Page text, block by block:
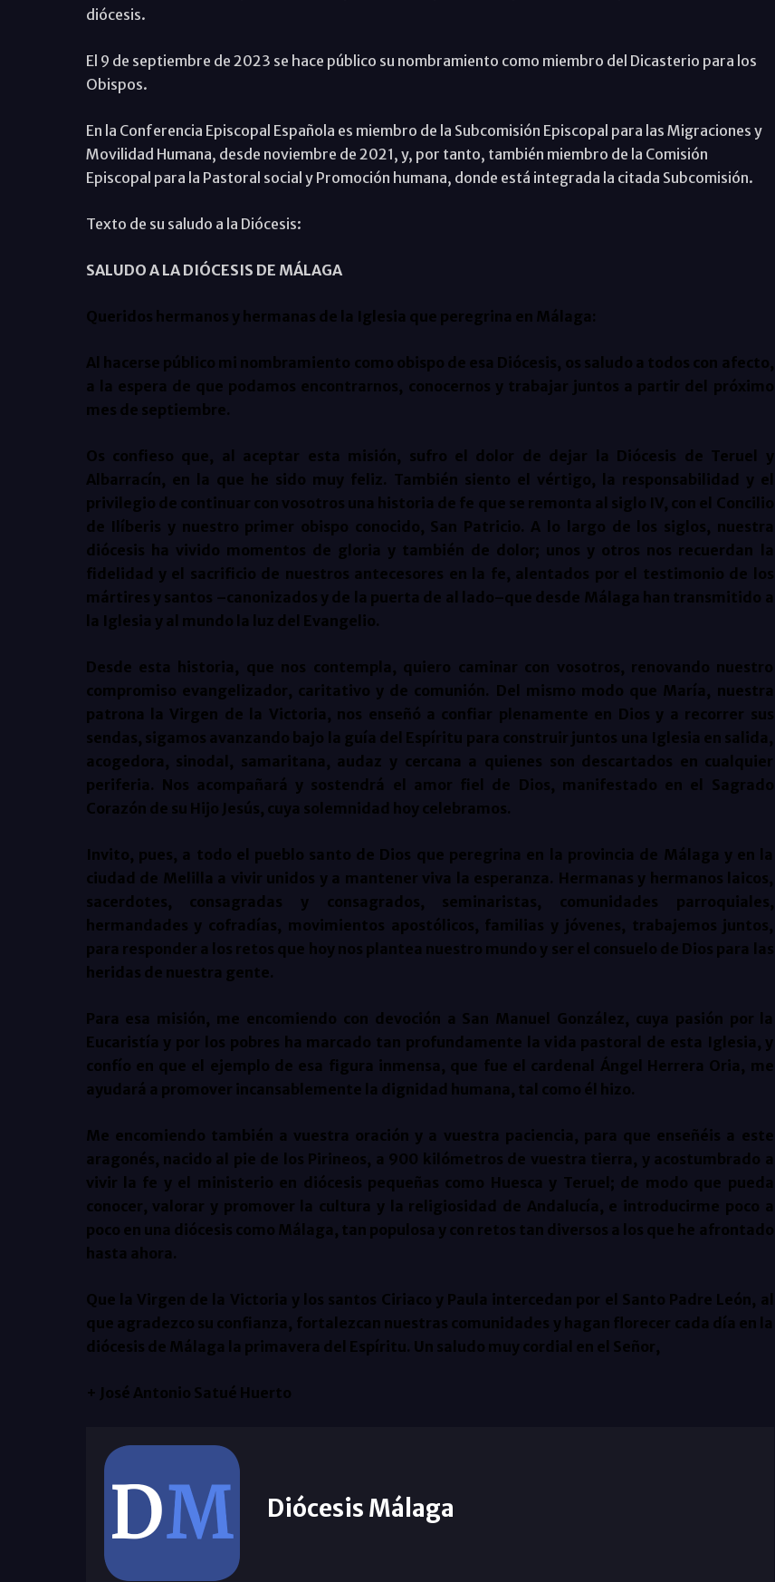
diócesis.
El 9 de septiembre de 2023 se hace público su nombramiento como miembro del Dicasterio para los
Obispos.
En la Conferencia Episcopal Española es miembro de la Subcomisión Episcopal para las Migraciones y
Movilidad Humana, desde noviembre de 2021, y, por tanto, también miembro de la Comisión
Episcopal para la Pastoral social y Promoción humana, donde está integrada la citada Subcomisión.
Texto de su saludo a la Diócesis:
SALUDO A LA DIÓCESIS DE MÁLAGA
Queridos hermanos y hermanas de la Iglesia que peregrina en Málaga:
Al hacerse público mi nombramiento como obispo de esa Diócesis, os saludo a todos con afecto,
a la espera de que podamos encontrarnos, conocernos y trabajar juntos a partir del próximo
mes de septiembre.
Os confieso que, al aceptar esta misión, sufro el dolor de dejar la Diócesis de Teruel y
Albarracín, en la que he sido muy feliz. También siento el vértigo, la responsabilidad y el
privilegio de continuar con vosotros una historia de fe que se remonta al siglo IV, con el Concilio
de Ilíberis y nuestro primer obispo conocido, San Patricio. A lo largo de los siglos, nuestra
diócesis ha vivido momentos de gloria y también de dolor; unos y otros nos recuerdan la
fidelidad y el sacrificio de nuestros antecesores en la fe, alentados por el testimonio de los
mártires y santos –canonizados y de la puerta de al lado–que desde Málaga han transmitido a
la Iglesia y al mundo la luz del Evangelio.
Desde esta historia, que nos contempla, quiero caminar con vosotros, renovando nuestro
compromiso evangelizador, caritativo y de comunión. Del mismo modo que María, nuestra
patrona la Virgen de la Victoria, nos enseñó a confiar plenamente en Dios y a recorrer sus
sendas, sigamos avanzando bajo la guía del Espíritu para construir juntos una Iglesia en salida,
acogedora, sinodal, samaritana, audaz y cercana a quienes son descartados en cualquier
periferia. Nos acompañará y sostendrá el amor fiel de Dios, manifestado en el Sagrado
Corazón de su Hijo Jesús, cuya solemnidad hoy celebramos.
Invito, pues, a todo el pueblo santo de Dios que peregrina en la provincia de Málaga y en la
ciudad de Melilla a vivir unidos y a mantener viva la esperanza. Hermanas y hermanos laicos,
sacerdotes, consagradas y consagrados, seminaristas, comunidades parroquiales,
hermandades y cofradías, movimientos apostólicos, familias y jóvenes, trabajemos juntos,
para responder a los retos que hoy nos plantea nuestro mundo y ser el consuelo de Dios para las
heridas de nuestra gente.
Para esa misión, me encomiendo con devoción a San Manuel González, cuya pasión por la
Eucaristía y por los pobres ha marcado tan profundamente la vida pastoral de esta Iglesia, y
confío en que el ejemplo de esa figura inmensa, que fue el cardenal Ángel Herrera Oria, me
ayudará a promover incansablemente la dignidad humana, tal como él hizo.
Me encomiendo también a vuestra oración y a vuestra paciencia, para que enseñéis a este
aragonés, nacido al pie de los Pirineos, a 900 kilómetros de vuestra tierra, y acostumbrado a
vivir la fe y el ministerio en diócesis pequeñas como Huesca y Teruel; de modo que pueda
conocer, valorar y promover la cultura y la religiosidad de Andalucía, e introducirme poco a
poco en una diócesis como Málaga, tan populosa y con retos tan diversos a los que he afrontado
hasta ahora.
Que la Virgen de la Victoria y los santos Ciriaco y Paula intercedan por el Santo Padre León, al
que agradezco su confianza, fortalezcan nuestras comunidades y hagan florecer cada día en la
diócesis de Málaga la primavera del Espíritu. Un saludo muy cordial en el Señor,
+ José Antonio Satué Huerto
Diócesis Málaga